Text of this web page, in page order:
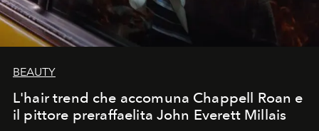
BEAUTY
L'hair trend che accomuna Chappell Roan e
il pittore preraffaelita John Everett Millais